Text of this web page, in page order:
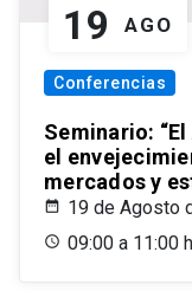
19 AGO
Conferencias
Seminario:
el
mercados y
19 de Agosto
09:00 a 11:00